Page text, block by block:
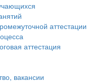
аттестации
аттестация
вакансии